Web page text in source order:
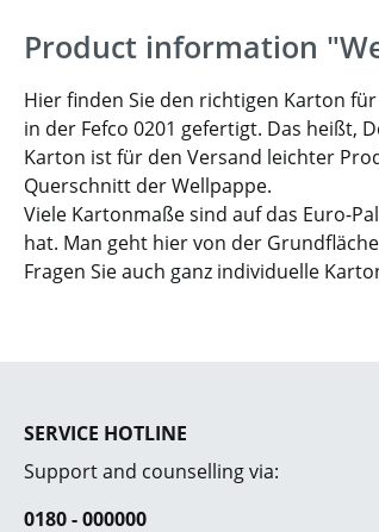
Product information
Hier finden Sie den richtigen Karton
in der Fefco 0201 gefertigt. Das heißt,
Karton ist für den Versand leichter
Querschnitt der Wellpappe.
Viele Kartonmaße sind auf das Euro-
hat. Man geht hier von der
Fragen Sie auch ganz individuelle
SERVICE HOTLINE
Support and counselling via:
0180 - 000000